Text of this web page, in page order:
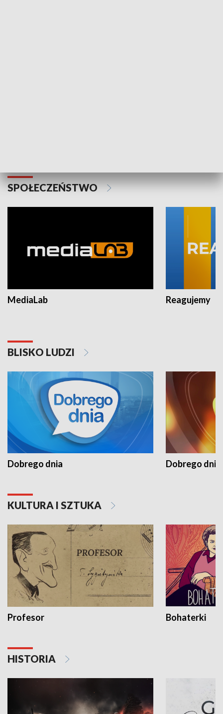
SPOŁECZEŃSTWO
MediaLab Reagujemy
BLISKO LUDZI
Dobrego dnia Dobrego dnia
KULTURA I SZTUKA
Profesor Bohaterki
HISTORIA